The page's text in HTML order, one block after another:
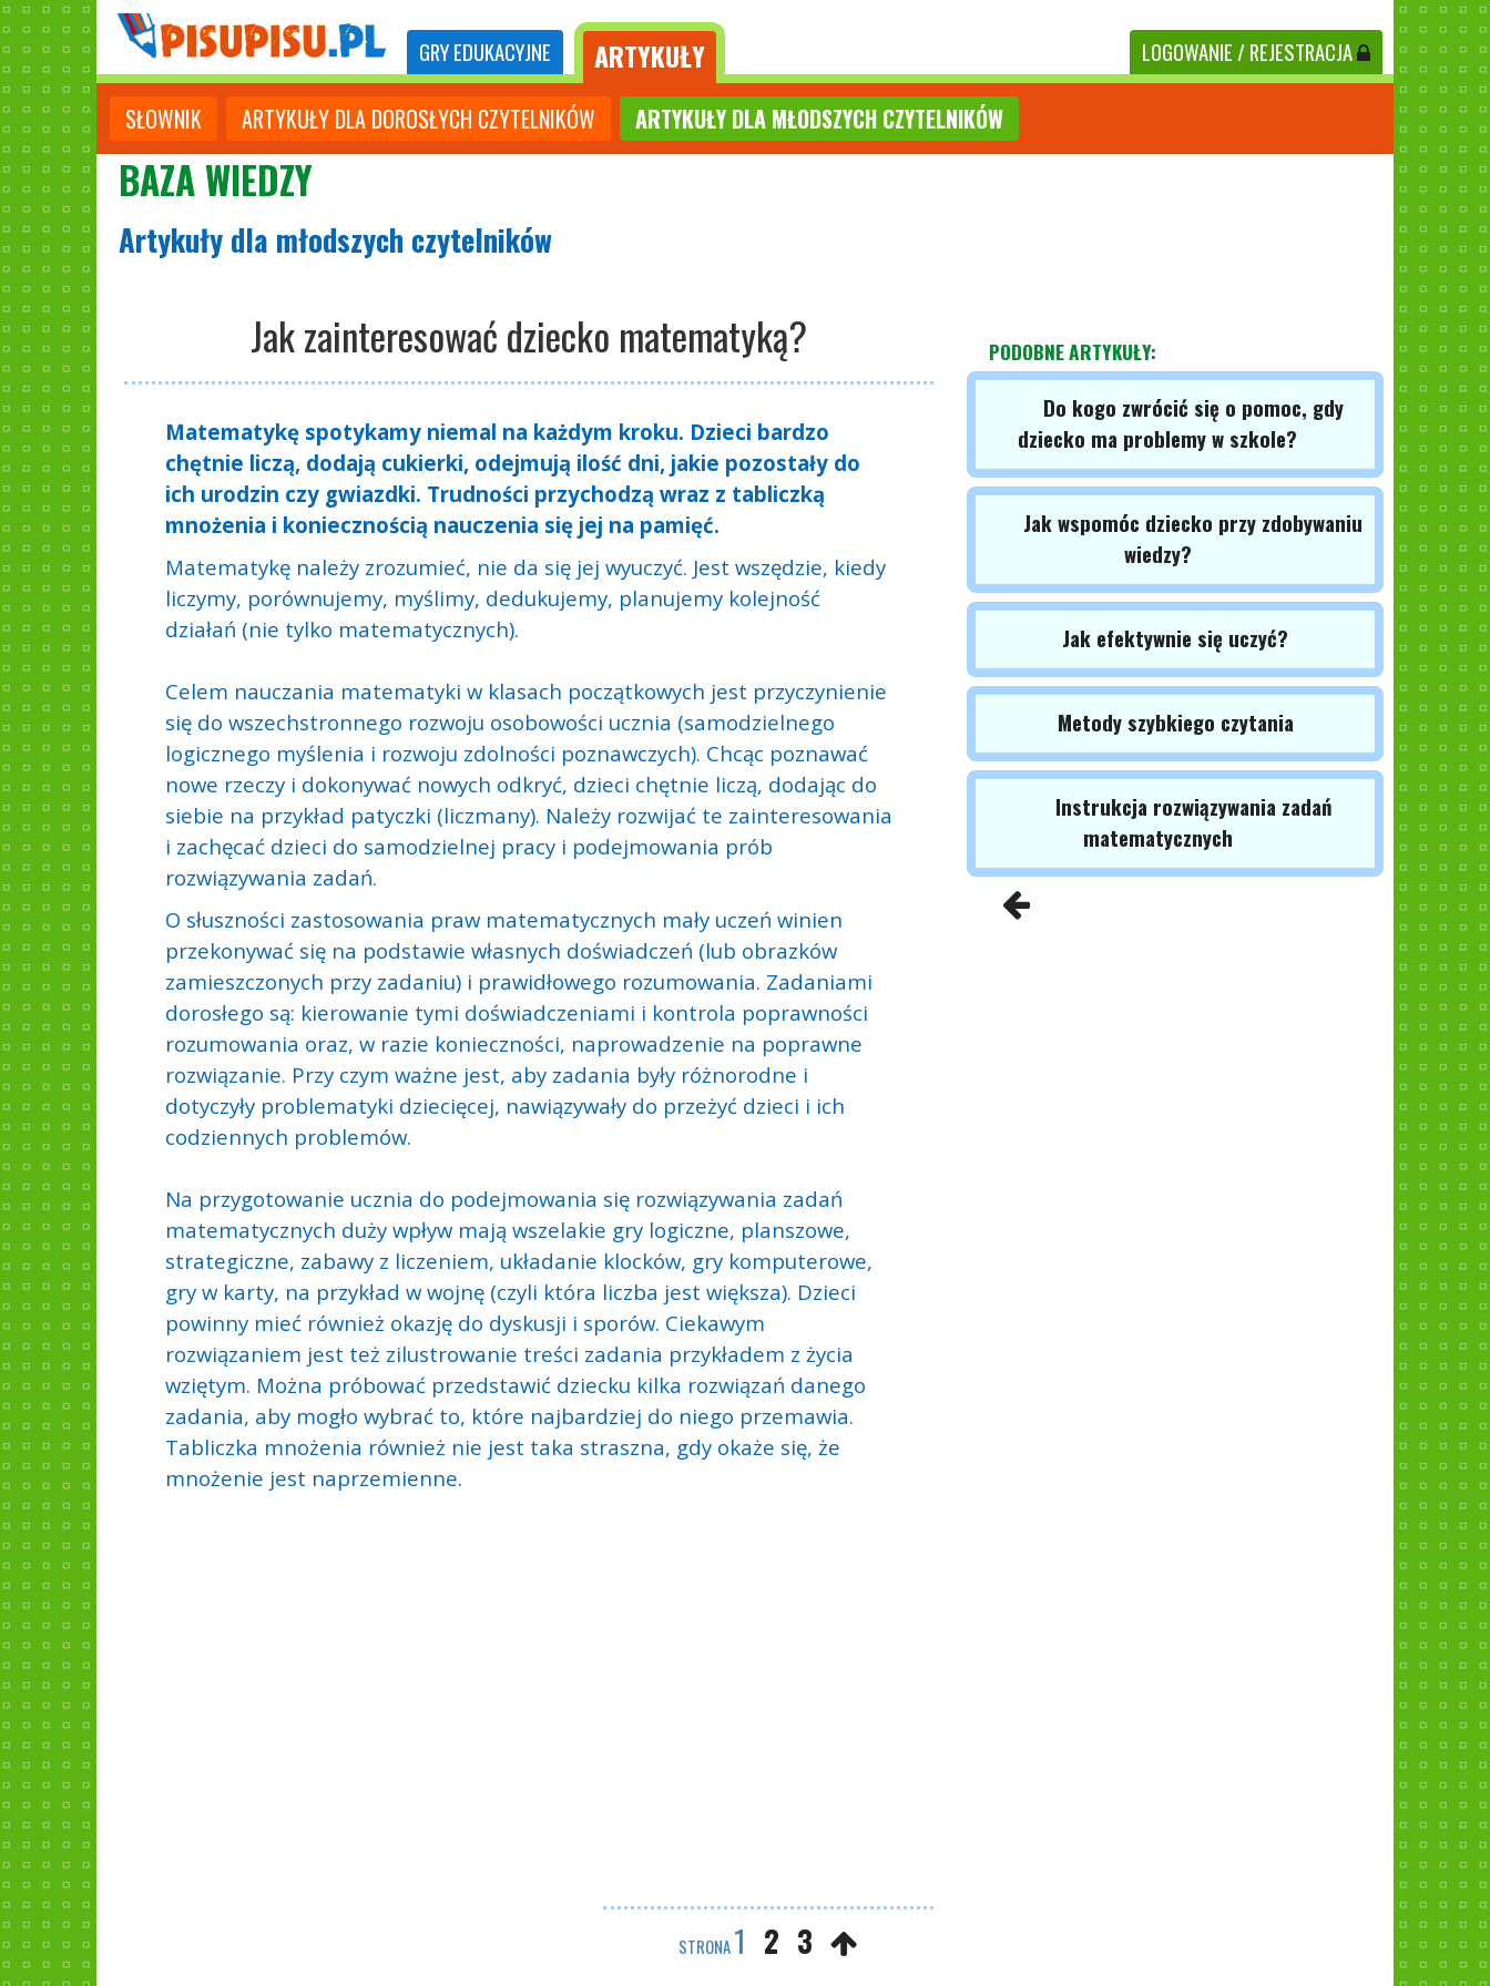
GRYEDUKACYJNE ARTYKUŁY LOGOWANIE / REJESTRACJA
SŁOWNIK ARTYKUŁY DLA DOROSŁYCH CZYTELNIKÓW ARTYKUŁY DLA MŁODSZYCH CZYTELNIKÓW
BAZA WIEDZY
Artykuły dla młodszych czytelników
Jak zainteresować dziecko matematyką?
Matematykę spotykamy niemal na każdym kroku. Dzieci bardzo
chętnie liczą, dodają cukierki, odejmują ilość dni, jakie pozostały do
ich urodzin czy gwiazdki. Trudności przychodzą wraz z tabliczką
mnożenia i koniecznością nauczenia się jej na pamięć.
Matematykę należy zrozumieć, nie da się jej wyuczyć. Jest wszędzie, kiedy
liczymy, porównujemy, myślimy, dedukujemy, planujemy kolejność
działań (nie tylko matematycznych).
Celem nauczania matematyki w klasach początkowych jest przyczynienie
się do wszechstronnego rozwoju osobowości ucznia (samodzielnego
logicznego myślenia i rozwoju zdolności poznawczych). Chcąc poznawać
nowe rzeczy i dokonywać nowych odkryć, dzieci chętnie liczą, dodając do
siebie na przykład patyczki (liczmany). Należy rozwijać te zainteresowania
i zachęcać dzieci do samodzielnej pracy i podejmowania prób
rozwiązywania zadań.
O słuszności zastosowania praw matematycznych mały uczeń winien
przekonywać się na podstawie własnych doświadczeń (lub obrazków
zamieszczonych przy zadaniu) i prawidłowego rozumowania. Zadaniami
dorosłego są: kierowanie tymi doświadczeniami i kontrola poprawności
rozumowania oraz, w razie konieczności, naprowadzenie na poprawne
rozwiązanie. Przy czym ważne jest, aby zadania były różnorodne i
dotyczyły problematyki dziecięcej, nawiązywały do przeżyć dzieci i ich
codziennych problemów.
Na przygotowanie ucznia do podejmowania się rozwiązywania zadań
matematycznych duży wpływ mają wszelakie gry logiczne, planszowe,
strategiczne, zabawy z liczeniem, układanie klocków, gry komputerowe,
gry w karty, na przykład w wojnę (czyli która liczba jest większa). Dzieci
powinny mieć również okazję do dyskusji i sporów. Ciekawym
rozwiązaniem jest też zilustrowanie treści zadania przykładem z życia
wziętym. Można próbować przedstawić dziecku kilka rozwiązań danego
zadania, aby mogło wybrać to, które najbardziej do niego przemawia.
Tabliczka mnożenia również nie jest taka straszna, gdy okaże się, że
mnożenie jest naprzemienne.
STRONA1 2 3
PODOBNE ARTYKUŁY:
Do kogo zwrócić się o pomoc, gdy
dziecko ma problemy w szkole?
Jak wspomóc dziecko przy zdobywaniu
wiedzy?
Jak efektywnie się uczyć?
Metody szybkiego czytania
Instrukcja rozwiązywania zadań
matematycznych